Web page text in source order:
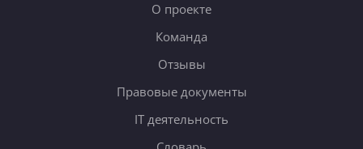
О проекте
Команда
Отзывы
Правовые документы
IT деятельность